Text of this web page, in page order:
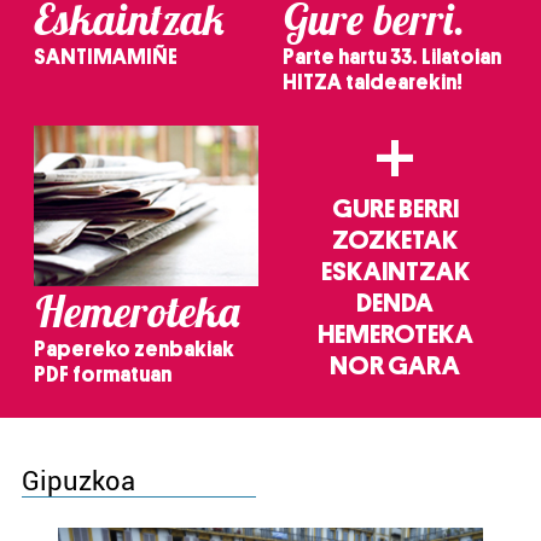
Eskaintzak
SANTIMAMIÑE
Gure berri.
Parte hartu 33. Lilatoian
HITZA taldearekin!
Hemeroteka
Papereko zenbakiak
PDF formatuan
+
GURE BERRI
ZOZKETAK
ESKAINTZAK
DENDA
HEMEROTEKA
NOR GARA
Gipuzkoa